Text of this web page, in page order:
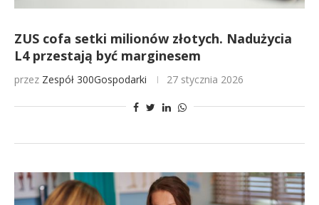
ZUS cofa setki milionów złotych. Nadużycia
L4 przestają być marginesem
przez Zespół 300Gospodarki 27 stycznia 2026